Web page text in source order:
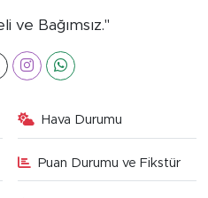
ve Bağımsız."
Hava Durumu
Puan Durumu ve Fikstür